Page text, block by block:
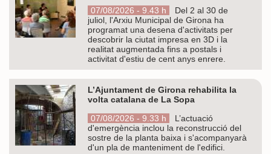
07/08/2026 - 9.43 h
Del 2 al 30 de
juliol, l'Arxiu Municipal de Girona ha
programat una desena d'activitats per
descobrir la ciutat impresa en 3D i la
realitat augmentada fins a postals i
activitat d'estiu de cent anys enrere.
L’Ajuntament de Girona rehabilita la
volta catalana de La Sopa
07/08/2026 - 9.33 h
L’actuació
d'emergència inclou la reconstrucció del
sostre de la planta baixa i s'acompanyarà
d'un pla de manteniment de l'edifici.